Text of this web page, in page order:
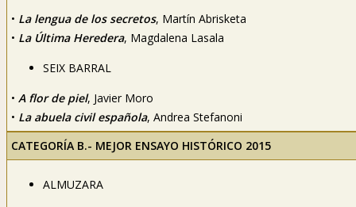
• La lengua de los secretos, Martín Abrisketa
• La Última Heredera, Magdalena Lasala
SEIX BARRAL
• A flor de piel, Javier Moro
• La abuela civil española, Andrea Stefanoni
CATEGORÍA B.- MEJOR ENSAYO HISTÓRICO 2015
ALMUZARA